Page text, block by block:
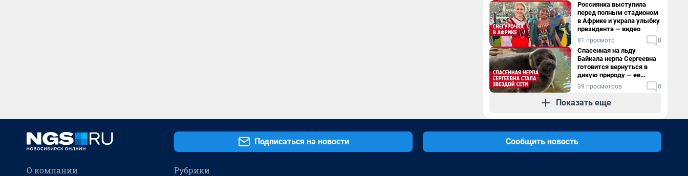
Россиянка выступила
перед полным стадионом
в Африке и украла улыбку
президента — видео
81 просмотр 0
Спасенная на льду
Байкала нерпа Сергеевна
готовится вернуться в
дикую природу — ее
видеоистория
39 просмотров 0
Показать еще
Подписаться на новости Сообщить новость
О компании Рубрики